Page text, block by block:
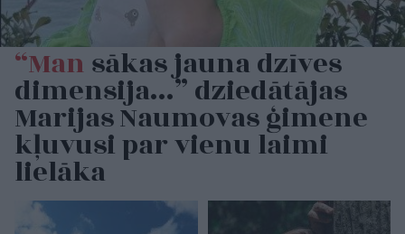
“Mansākas jauna dzīves
dimensija…” dziedātājas
Marijas Naumovas ģimene
kļuvusi par vienu laimi
lielāka